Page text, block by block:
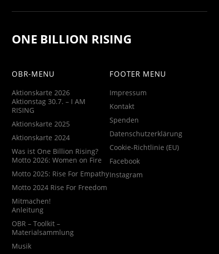
ONE BILLION RISING
OBR-MENU
Aktionskarte 2026
Aktionstag 30.7. – I AM
RISING
Aktionskarte 2025
Aktionskarte 2024
Was ist One Billion Rising?
Motto 2026: Women on Fire
Motto 2025: Rise For Empathy
Motto 2024 Rise For Freedom
Mitmachen!
Anleitung
OBR – Toolkit –
Materialsammlung
Musik
FOOTER MENU
Impressum
Kontakt
Spenden
Datenschutzerklärung
Cookie-Richtlinie (EU)
Facebook
Instagram